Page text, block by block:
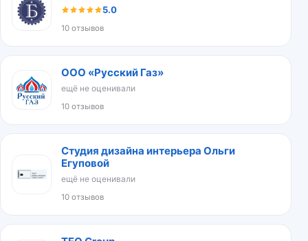
5.0
10 отзывов
ООО «Русский Газ»
ещё не оценивали
10 отзывов
Студия дизайна интерьера Ольги
Егуповой
ещё не оценивали
10 отзывов